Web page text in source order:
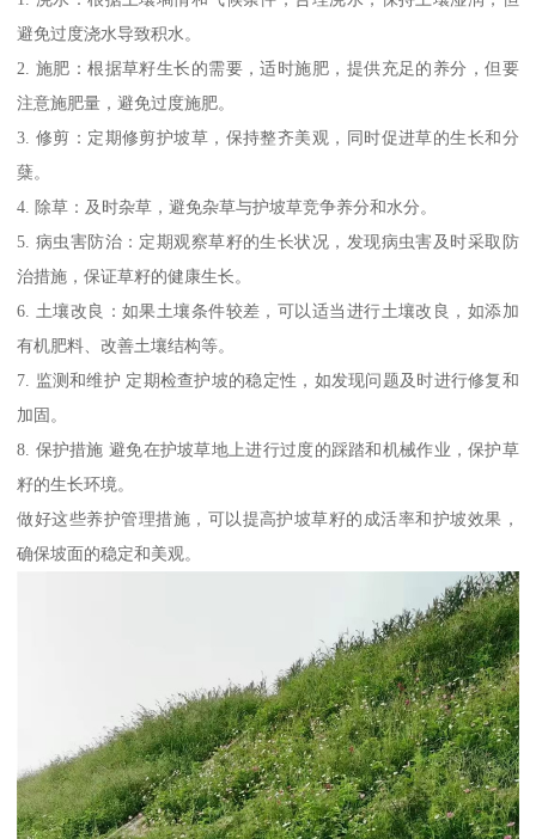
避免过度浇水导致积水。
2. 施肥：根据草籽生长的需要，适时施肥，提供充足的养分，但要
注意施肥量，避免过度施肥。
3. 修剪：定期修剪护坡草，保持整齐美观，同时促进草的生长和分
蘖。
4. 除草：及时杂草，避免杂草与护坡草竞争养分和水分。
5. 病虫害防治：定期观察草籽的生长状况，发现病虫害及时采取防
治措施，保证草籽的健康生长。
6. 土壤改良：如果土壤条件较差，可以适当进行土壤改良，如添加
有机肥料、改善土壤结构等。
7. 监测和维护 定期检查护坡的稳定性，如发现问题及时进行修复和
加固。
8. 保护措施 避免在护坡草地上进行过度的踩踏和机械作业，保护草
籽的生长环境。
做好这些养护管理措施，可以提高护坡草籽的成活率和护坡效果，
确保坡面的稳定和美观。